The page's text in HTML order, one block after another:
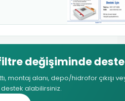
değişiminde
montaj alanı, depo/hidrofor çıkışı
alabilirsiniz.